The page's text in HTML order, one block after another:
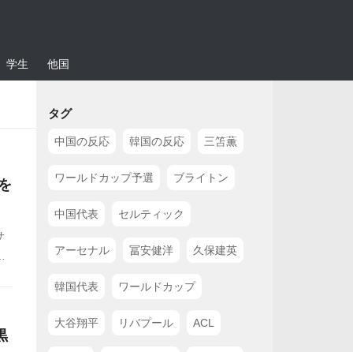
学生 他国
タグ
中国の反応 韓国の反応 三笘薫
ワールドカップ予選 ブライトン
中国代表 セルティック
アーセナル 冨安健洋 久保建英
韓国代表 ワールドカップ
大谷翔平 リバプール ACL